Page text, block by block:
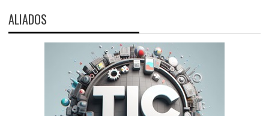
ALIADOS